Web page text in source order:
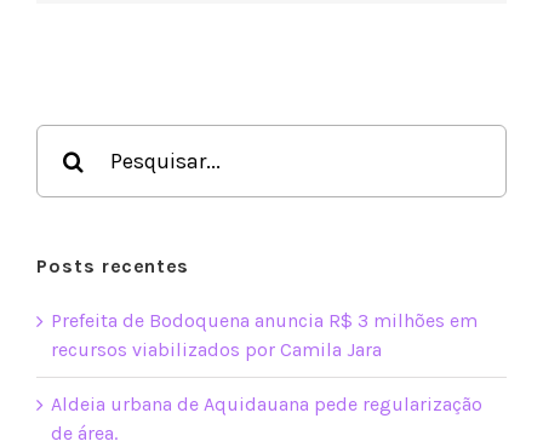
Buscar
resultados
para:
Posts recentes
Prefeita de Bodoquena anuncia R$ 3 milhões em
recursos viabilizados por Camila Jara
Aldeia urbana de Aquidauana pede regularização
de área.